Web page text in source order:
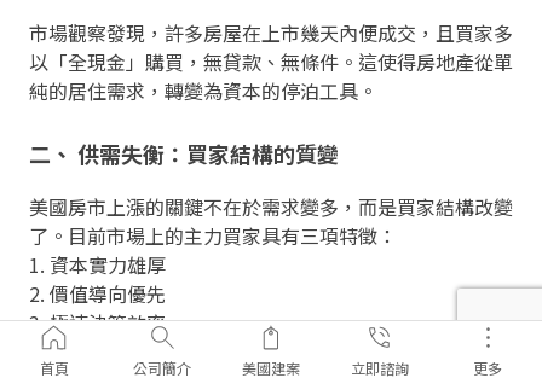
市場觀察發現，許多房屋在上市幾天內便成交，且買家多
以「全現金」購買，無貸款、無條件。這使得房地產從單
純的居住需求，轉變為資本的停泊工具。
二、 供需失衡：買家結構的質變
美國房市上漲的關鍵不在於需求變多，而是買家結構改變
了。目前市場上的主力買家具有三項特徵：
1. 資本實力雄厚
2. 價值導向優先
3. 極速決策效率
這導致「普通人買不到房子」的現象。以舊金山為例，近
首頁 公司簡介 美國建案 立即諮詢 更多